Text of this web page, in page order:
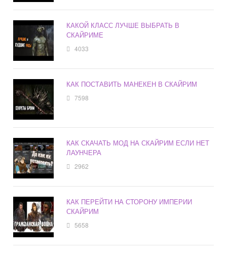
КАКОЙ КЛАСС ЛУЧШЕ ВЫБРАТЬ В
СКАЙРИМЕ
4033
КАК ПОСТАВИТЬ МАНЕКЕН В СКАЙРИМ
7598
КАК СКАЧАТЬ МОД НА СКАЙРИМ ЕСЛИ НЕТ
ЛАУНЧЕРА
2962
КАК ПЕРЕЙТИ НА СТОРОНУ ИМПЕРИИ
СКАЙРИМ
5658